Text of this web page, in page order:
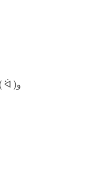
スムーズに立ち上げできていて良き( ᐛ )و